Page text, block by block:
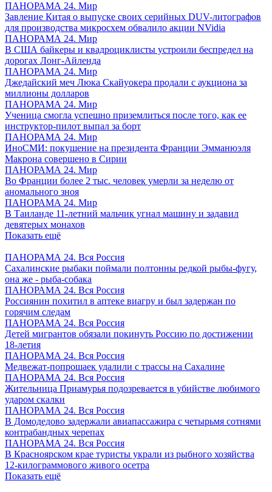
ПАНОРАМА 24. Мир
Завление Китая о выпуске своих серийных DUV-литографов
для производства микросхем обвалило акции NVidia
ПАНОРАМА 24. Мир
В США байкеры и квадроциклисты устроили беспредел на
дорогах Лонг-Айленда
ПАНОРАМА 24. Мир
Джедайский меч Люка Скайуокера продали с аукциона за
миллионы долларов
ПАНОРАМА 24. Мир
Ученица смогла успешно приземлиться после того, как ее
инструктор-пилот выпал за борт
ПАНОРАМА 24. Мир
ИноСМИ: покушение на президента Франции Эмманюэля
Макрона совершено в Сирии
ПАНОРАМА 24. Мир
Во Франции более 2 тыс. человек умерли за неделю от
аномального зноя
ПАНОРАМА 24. Мир
В Таиланде 11-летний мальчик угнал машину и задавил
девятерых монахов
Показать ещё
ПАНОРАМА 24. Вся Россия
Сахалинские рыбаки поймали полтонны редкой рыбы-фугу,
она же - рыба-собака
ПАНОРАМА 24. Вся Россия
Россиянин похитил в аптеке виагру и был задержан по
горячим следам
ПАНОРАМА 24. Вся Россия
Детей мигрантов обязали покинуть Россию по достижении
18-летия
ПАНОРАМА 24. Вся Россия
Медвежат-попрошаек удалили с трассы на Сахалине
ПАНОРАМА 24. Вся Россия
Жительница Приамурья подозревается в убийстве любимого
ударом скалки
ПАНОРАМА 24. Вся Россия
В Домодедово задержали авиапассажира с четырьмя сотнями
контрабандных черепах
ПАНОРАМА 24. Вся Россия
В Красноярском крае туристы украли из рыбного хозяйства
12-килограммового живого осетра
Показать ещё